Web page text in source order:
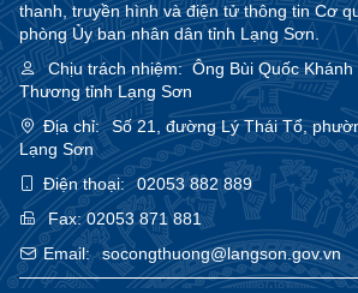
thanh, truyền hình và điện tử thông tin Cơ
phòng Ủy ban nhân dân tỉnh Lạng Sơn.
Chịu trách nhiệm:Ông Bùi Quốc Khánh
Thương tỉnh Lạng Sơn
Địa chỉ:
Số 21, đường Lý Thái Tổ,
Lạng Sơn
Điện thoại:
02053 882 889
Fax:02053 871 881
Email:
socongthuong@langson.gov.vn